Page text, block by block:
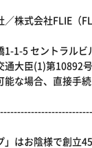
／株式会社FLIE（
1-1-5 セントラルビ
通大臣(1)第10892号
な場合、直接手続
」はお陰様で創立